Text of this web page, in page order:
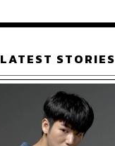
LATEST STORIES